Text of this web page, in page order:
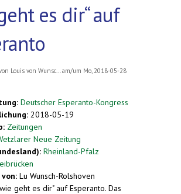
es dir“ auf
Louis von Wunsc...
am/um Mo, 2018-05-28
Deutscher Esperanto-Kongress
2018-05-19
Zeitungen
Neue Zeitung
Rheinland-Pfalz
Lu Wunsch-Rolshoven
geht es dir" auf Esperanto. Das